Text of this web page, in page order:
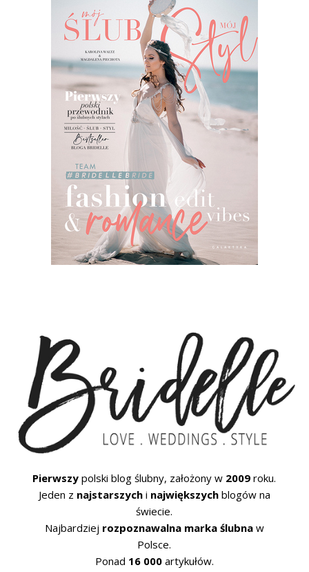
Pierwszy polski blog ślubny, założony w 2009 roku.
Jeden z najstarszychi największychblogów na
świecie.
Najbardziej rozpoznawalna marka ślubnaw
Polsce.
Ponad 16 000artykułów.